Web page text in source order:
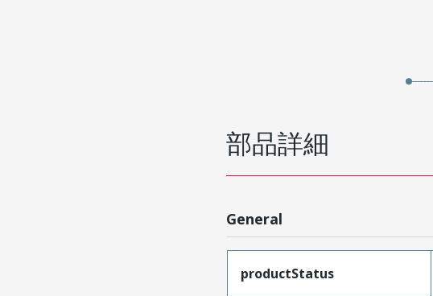
部品詳細
General
productStatus